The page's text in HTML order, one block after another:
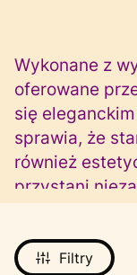
Wykonane z
oferowane
się
sprawia, że
również
przystani
Filtry